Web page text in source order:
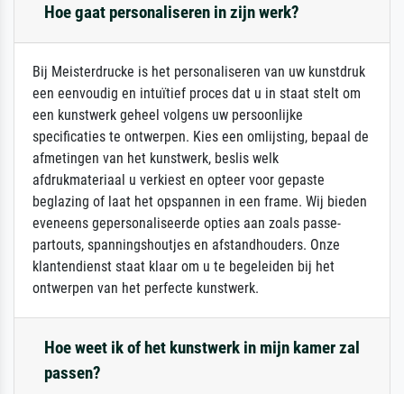
Hoe gaat personaliseren in zijn werk?
Bij Meisterdrucke is het personaliseren van uw kunstdruk
een eenvoudig en intuïtief proces dat u in staat stelt om
een kunstwerk geheel volgens uw persoonlijke
specificaties te ontwerpen. Kies een omlijsting, bepaal de
afmetingen van het kunstwerk, beslis welk
afdrukmateriaal u verkiest en opteer voor gepaste
beglazing of laat het opspannen in een frame. Wij bieden
eveneens gepersonaliseerde opties aan zoals passe-
partouts, spanningshoutjes en afstandhouders. Onze
klantendienst staat klaar om u te begeleiden bij het
ontwerpen van het perfecte kunstwerk.
Hoe weet ik of het kunstwerk in mijn kamer zal
passen?